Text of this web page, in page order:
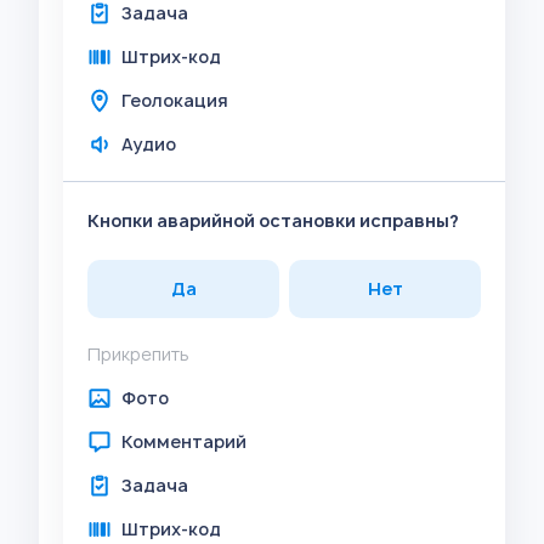
Задача
Штрих-код
Геолокация
Аудио
Кнопки аварийной остановки исправны?
Да Нет
Прикрепить
Фото
Комментарий
Задача
Штрих-код